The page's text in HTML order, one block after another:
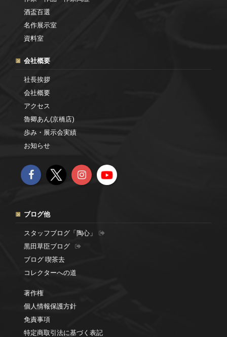
酒盃百選
名作展示室
資料室
会社概要
社長挨拶
会社概要
アクセス
魯卿あん(京橋店)
歩み・展示会実績
お知らせ
ブログ他
スタッフブログ「陶心」
黒田草臣ブログ
ブログ 喫茶去
コレクターへの道
著作権
個人情報保護方針
免責事項
特定商取引法に基づく表記